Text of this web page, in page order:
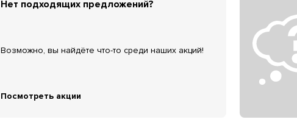
Нет подходящих предложений?
Возможно, вы найдёте что-то среди наших акций!
Посмотреть акции